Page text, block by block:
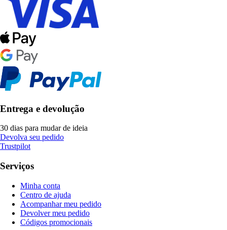
Entrega e devolução
30 dias para mudar de ideia
Devolva seu pedido
Trustpilot
Serviços
Minha conta
Centro de ajuda
Acompanhar meu pedido
Devolver meu pedido
Códigos promocionais